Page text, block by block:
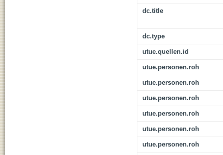
dc.title
dc.type
utue.quellen.id
utue.personen.roh
utue.personen.roh
utue.personen.roh
utue.personen.roh
utue.personen.roh
utue.personen.roh